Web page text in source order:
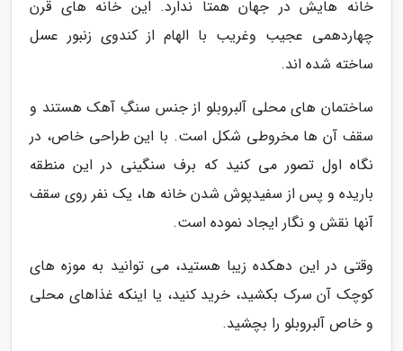
خانه هایش در جهان همتا ندارد. این خانه های قرن
چهاردهمی عجیب وغریب با الهام از کندوی زنبور عسل
ساخته شده اند.
ساختمان های محلی آلبروبلو از جنس سنگِ آهک هستند و
سقف آن ها مخروطی شکل است. با این طراحی خاص، در
نگاه اول تصور می کنید که برف سنگینی در این منطقه
باریده و پس از سفیدپوش شدن خانه ها، یک نفر روی سقف
آن­ها نقش و نگار ایجاد نموده است.
وقتی در این دهکده زیبا هستید، می توانید به موزه های
کوچک آن سرک بکشید، خرید کنید، یا اینکه غذاهای محلی
و خاص آلبروبلو را بچشید.